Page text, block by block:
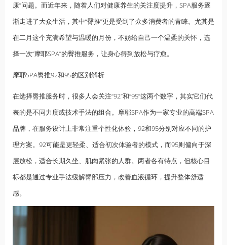
康”问题。而近年来，随着人们对健康养生的关注度提升，SPA服务逐
渐走进了大众生活，其中“臀推”更是受到了众多消费者的青睐。尤其是
在二月这个充满希望与温暖的月份，不妨给自己一个温柔的关怀，选
择一次“摩耶SPA”的臀推服务，让身心得到放松与疗愈。
摩耶SPA臀推92和95的区别解析
在选择臀推服务时，很多人会关注“92”和“95”这两个数字，其实它们代
表的是不同力度或技术手法的组合。摩耶SPA作为一家专业的高端SPA
品牌，在服务设计上非常注重个性化体验，92和95分别对应不同的护
理方案。92可能是更轻柔、适合初次体验者的模式，而95则偏向于深
层放松，适合长期久坐、肌肉紧张的人群。两者各有特点，但核心目
标都是通过专业手法缓解臀部压力，改善血液循环，提升整体舒适
感。